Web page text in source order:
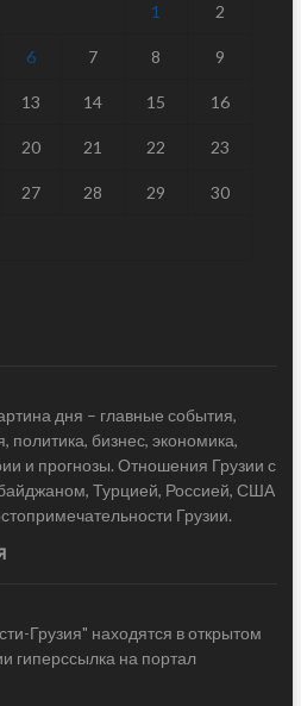
1 2
6 7 8 9
13 14 15 16
20 21 22 23
27 28 29 30
дня – главные события,
бизнес, экономика,
и прогнозы. Отношения Грузии с
Турцией, Россией, США
Грузии.
Грузия" находятся в открытом
гиперссылка на портал